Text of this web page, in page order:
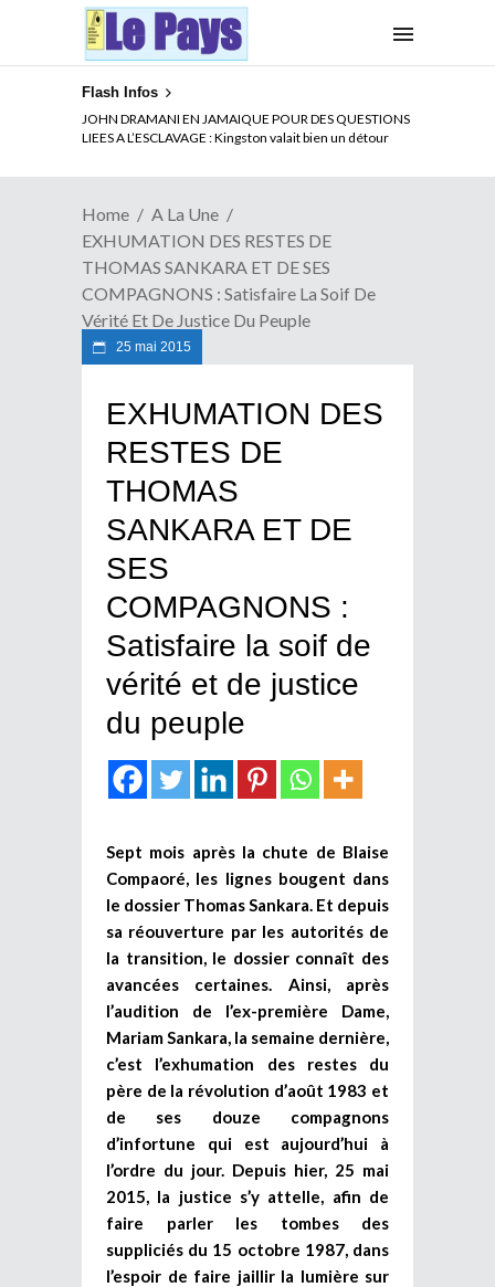
Flash Infos
JOHN DRAMANI EN JAMAIQUE POUR DES QUESTIONS
LIEES A L’ESCLAVAGE : Kingston valait bien un détour
ELECTION DE TALON A LA TETE DU SENAT BENINOIS :
Quand Patrice quitte le pouvoir sans partir !
Home
A La Une
EXHUMATION DES RESTES DE
THOMAS SANKARA ET DE SES
COMPAGNONS : Satisfaire La Soif De
Vérité Et De Justice Du Peuple
25 mai 2015
EXHUMATION DES
RESTES DE
THOMAS
SANKARA ET DE
SES
COMPAGNONS :
Satisfaire la soif de
vérité et de justice
du peuple
Sept mois après la chute de Blaise
Compaoré, les lignes bougent dans
le dossier Thomas Sankara. Et depuis
sa réouverture par les autorités de
la transition, le dossier connaît des
avancées certaines. Ainsi, après
l’audition de l’ex-première Dame,
Mariam Sankara, la semaine dernière,
c’est l’exhumation des restes du
père de la révolution d’août 1983 et
de ses douze compagnons
d’infortune qui est aujourd’hui à
l’ordre du jour. Depuis hier, 25 mai
2015, la justice s’y attelle, afin de
faire parler les tombes des
suppliciés du 15 octobre 1987, dans
l’espoir de faire jaillir la lumière sur